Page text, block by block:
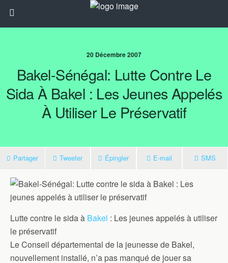
20 Décembre 2007
Bakel-Sénégal: Lutte Contre Le
Sida À Bakel : Les Jeunes Appelés
À Utiliser Le Préservatif
Partager Tweeter Épingler E-mail SMS
Lutte contre le sida à Bakel : Les jeunes appelés à utiliser
le préservatif
Le Conseil départemental de la jeunesse de Bakel,
nouvellement installé, n’a pas manqué de jouer sa